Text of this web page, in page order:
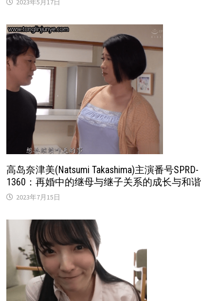
2023年5月17日
高岛奈津美(Natsumi Takashima)主演番号SPRD-
1360：再婚中的继母与继子关系的成长与和谐
2023年7月15日